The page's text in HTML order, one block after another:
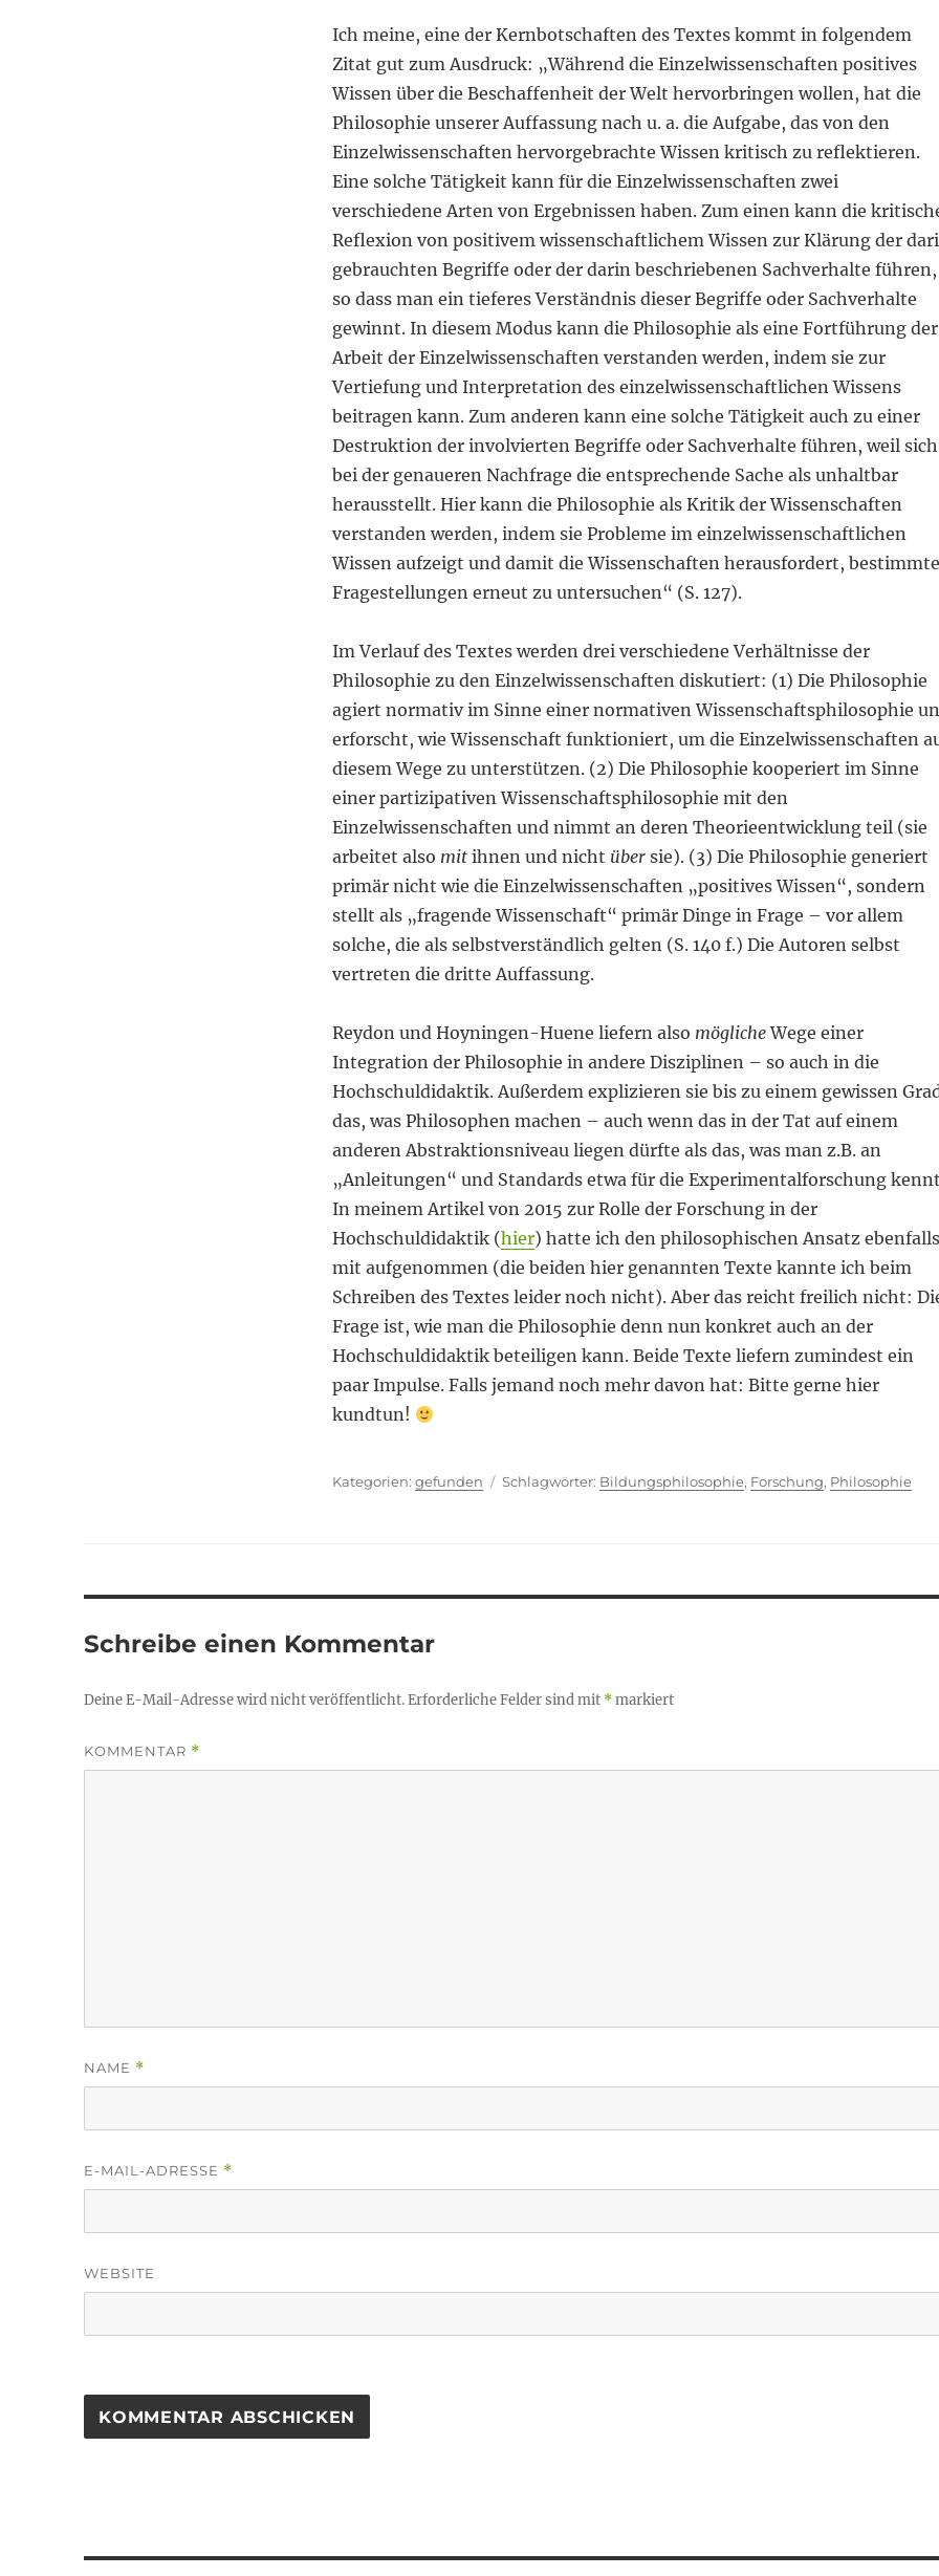
Ich meine, eine der Kernbotschaften des Textes kommt in folgendem
Zitat gut zum Ausdruck: „Während die Einzelwissenschaften positives
Wissen über die Beschaffenheit der Welt hervorbringen wollen, hat die
Philosophie unserer Auffassung nach u. a. die Aufgabe, das von den
Einzelwissenschaften hervorgebrachte Wissen kritisch zu reflektieren.
Eine solche Tätigkeit kann für die Einzelwissenschaften zwei
verschiedene Arten von Ergebnissen haben. Zum einen kann die
Reflexion von positivem wissenschaftlichem Wissen zur Klärung der
gebrauchten Begriffe oder der darin beschriebenen Sachverhalte führen,
so dass man ein tieferes Verständnis dieser Begriffe oder Sachverhalte
gewinnt. In diesem Modus kann die Philosophie als eine Fortführung der
Arbeit der Einzelwissenschaften verstanden werden, indem sie zur
Vertiefung und Interpretation des einzelwissenschaftlichen Wissens
beitragen kann. Zum anderen kann eine solche Tätigkeit auch zu einer
Destruktion der involvierten Begriffe oder Sachverhalte führen, weil sich
bei der genaueren Nachfrage die entsprechende Sache als unhaltbar
herausstellt. Hier kann die Philosophie als Kritik der Wissenschaften
verstanden werden, indem sie Probleme im einzelwissenschaftlichen
Wissen aufzeigt und damit die Wissenschaften herausfordert, bestimmte
Fragestellungen erneut zu untersuchen“ (S. 127).
Im Verlauf des Textes werden drei verschiedene Verhältnisse der
Philosophie zu den Einzelwissenschaften diskutiert: (1) Die Philosophie
agiert normativ im Sinne einer normativen Wissenschaftsphilosophie
erforscht, wie Wissenschaft funktioniert, um die Einzelwissenschaften
diesem Wege zu unterstützen. (2) Die Philosophie kooperiert im Sinne
einer partizipativen Wissenschaftsphilosophie mit den
Einzelwissenschaften und nimmt an deren Theorieentwicklung teil (sie
arbeitet also mitihnen und nicht übersie). (3) Die Philosophie generiert
primär nicht wie die Einzelwissenschaften „positives Wissen“, sondern
stellt als „fragende Wissenschaft“ primär Dinge in Frage – vor allem
solche, die als selbstverständlich gelten (S. 140 f.) Die Autoren selbst
vertreten die dritte Auffassung.
Reydon und Hoyningen-Huene liefern also möglicheWege einer
Integration der Philosophie in andere Disziplinen – so auch in die
Hochschuldidaktik. Außerdem explizieren sie bis zu einem gewissen
das, was Philosophen machen – auch wenn das in der Tat auf einem
anderen Abstraktionsniveau liegen dürfte als das, was man z.B. an
„Anleitungen“ und Standards etwa für die Experimentalforschung
In meinem Artikel von 2015 zur Rolle der Forschung in der
Hochschuldidaktik (hier) hatte ich den philosophischen Ansatz ebenfalls
mit aufgenommen (die beiden hier genannten Texte kannte ich beim
Schreiben des Textes leider noch nicht). Aber das reicht freilich nicht:
Frage ist, wie man die Philosophie denn nun konkret auch an der
Hochschuldidaktik beteiligen kann. Beide Texte liefern zumindest ein
paar Impulse. Falls jemand noch mehr davon hat: Bitte gerne hier
kundtun!
Kategorien
gefunden Schlagwörter
Bildungsphilosophie, Forschung, Philosophie
Schreibe einen Kommentar
Deine E-Mail-Adresse wird nicht veröffentlicht.Erforderliche Felder sind mit *markiert
KOMMENTAR *
NAME *
E-MAIL-ADRESSE *
WEBSITE